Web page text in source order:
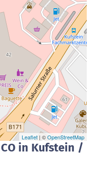
Leaflet | ©OpenStreetMap
in Kufstein /